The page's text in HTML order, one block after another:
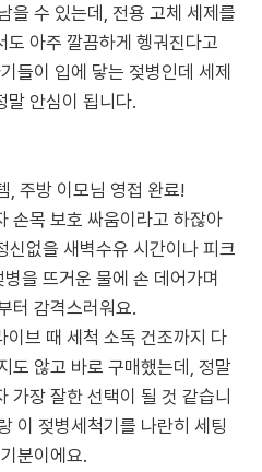
을 수 있는데, 전용 고체 세제를
아주 깔끔하게 헹궈진다고
들이 입에 닿는 젖병인데 세제
말 안심이 됩니다.
, 주방 이모님 영접 완료!
손목 보호 싸움이라고 하잖아
신없을 새벽수유 시간이나 피크
을 뜨거운 물에 손 데어가며
터 감격스러워요.
이브 때 세척 소독 건조까지 다
도 않고 바로 구매했는데, 정말
가장 잘한 선택이 될 것 같습니
이 젖병세척기를 나란히 세팅
분이에요.